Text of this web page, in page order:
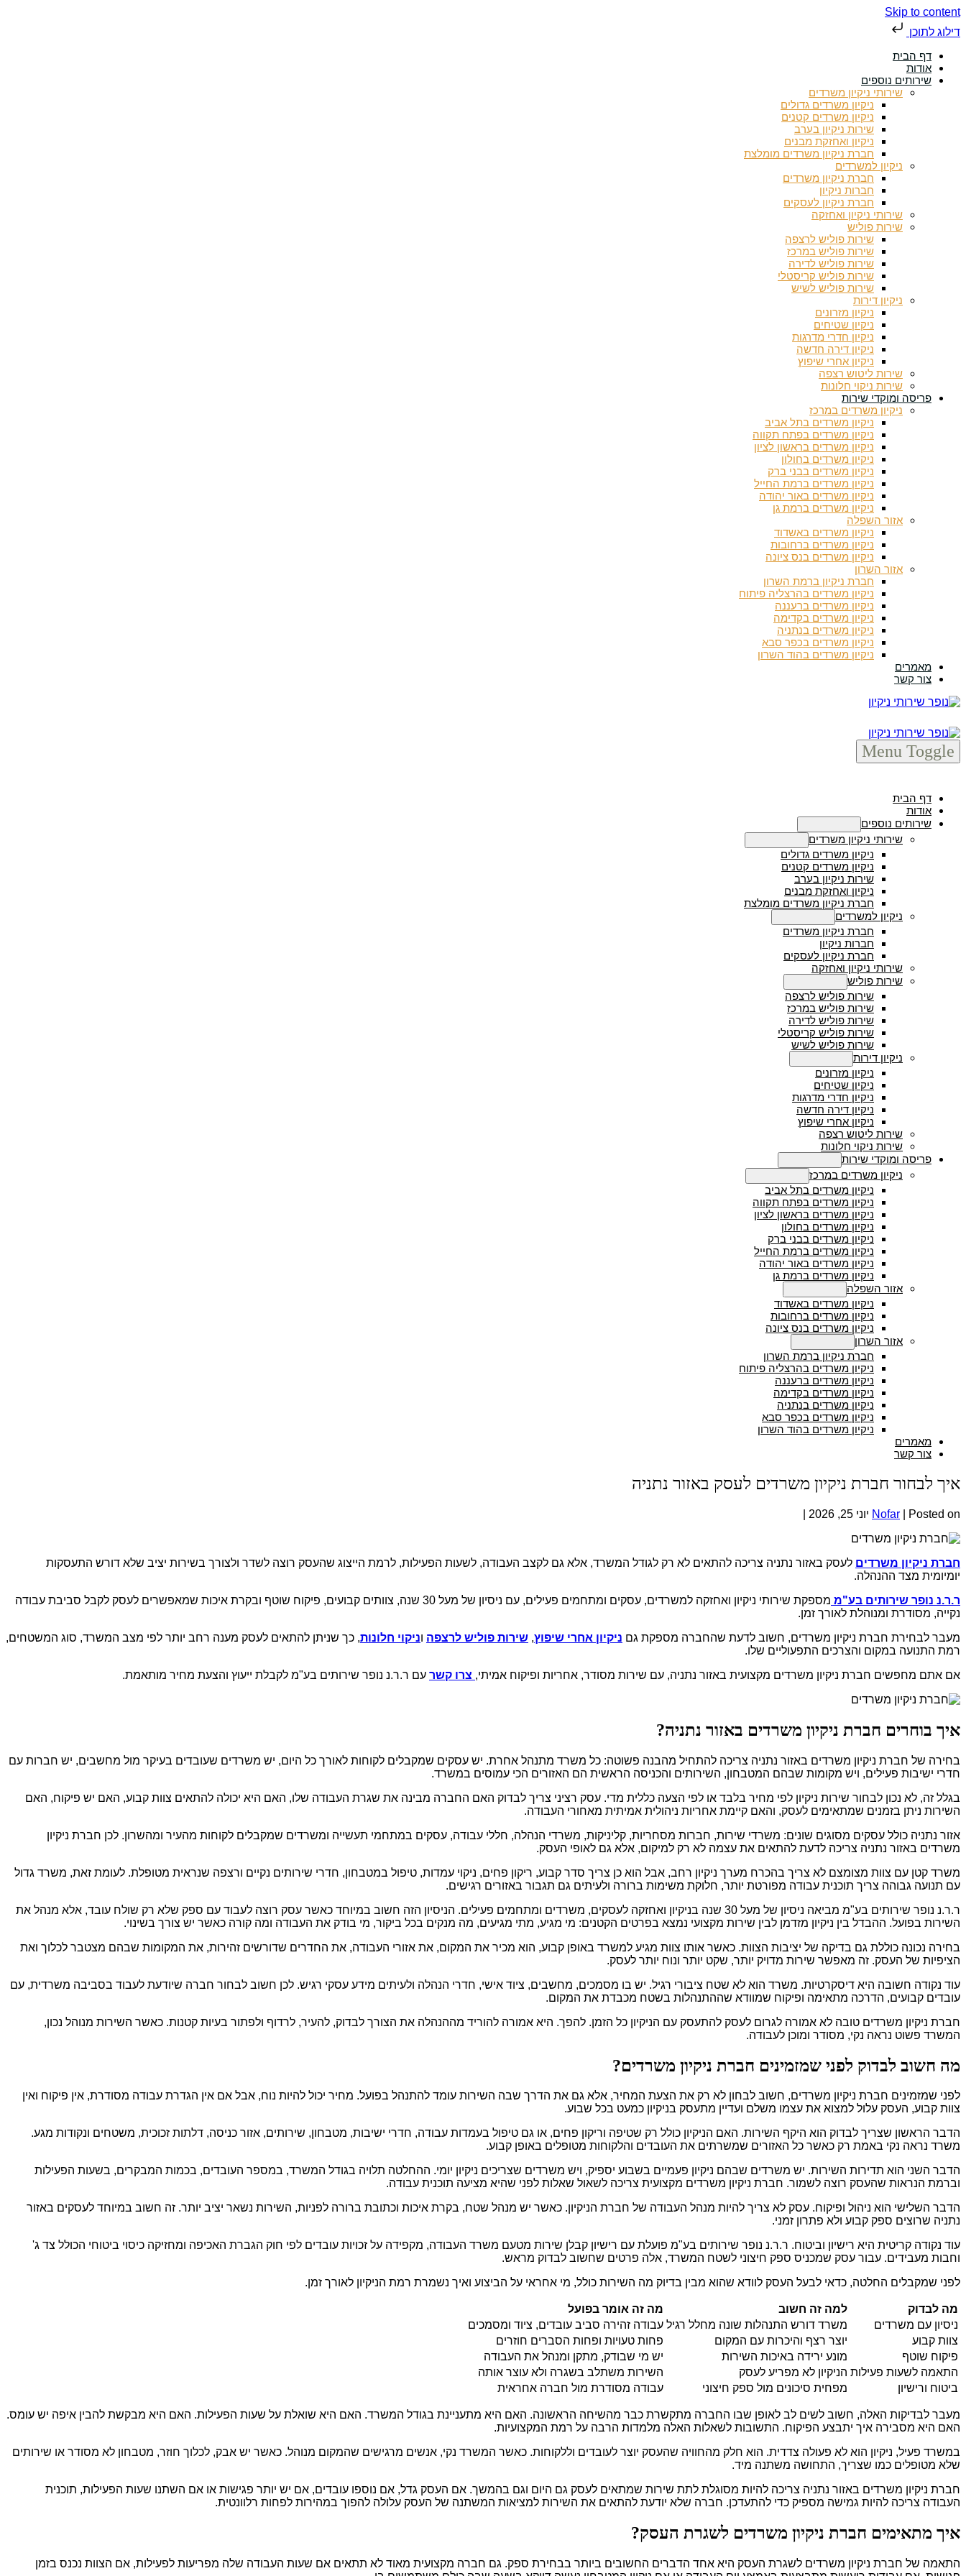
Skip to content
דילוג לתוכן
דף הבית
אודות
שירותים נוספים
שירותי ניקיון משרדים
ניקיון משרדים גדולים
ניקיון משרדים קטנים
שירות ניקיון בערב
ניקיון ואחזקת מבנים
חברת ניקיון משרדים מומלצת
ניקיון למשרדים
חברת ניקיון משרדים
חברות ניקיון
חברת ניקיון לעסקים
שירותי ניקיון ואחזקה
שירות פוליש
שירות פוליש לרצפה
שירות פוליש במרכז
שירות פוליש לדירה
שירות פוליש קריסטלי
שירות פוליש לשיש
ניקיון דירות
ניקיון מזרונים
ניקיון שטיחים
ניקיון חדרי מדרגות
ניקיון דירה חדשה
ניקיון אחרי שיפוץ
שירות ליטוש רצפה
שירות ניקוי חלונות
פריסה ומוקדי שירות
ניקיון משרדים במרכז
ניקיון משרדים בתל אביב
ניקיון משרדים בפתח תקווה
ניקיון משרדים בראשון לציון
ניקיון משרדים בחולון
ניקיון משרדים בבני ברק
ניקיון משרדים ברמת החייל
ניקיון משרדים באור יהודה
ניקיון משרדים ברמת גן
אזור השפלה
ניקיון משרדים באשדוד
ניקיון משרדים ברחובות
ניקיון משרדים בנס ציונה
אזור השרון
חברת ניקיון ברמת השרון
ניקיון משרדים בהרצליה פיתוח
ניקיון משרדים ברעננה
ניקיון משרדים בקדימה
ניקיון משרדים בנתניה
ניקיון משרדים בכפר סבא
ניקיון משרדים בהוד השרון
מאמרים
צור קשר
Menu Toggle
דף הבית
אודות
שירותים נוספים
שירותי ניקיון משרדים
ניקיון משרדים גדולים
ניקיון משרדים קטנים
שירות ניקיון בערב
ניקיון ואחזקת מבנים
חברת ניקיון משרדים מומלצת
ניקיון למשרדים
חברת ניקיון משרדים
חברות ניקיון
חברת ניקיון לעסקים
שירותי ניקיון ואחזקה
שירות פוליש
שירות פוליש לרצפה
שירות פוליש במרכז
שירות פוליש לדירה
שירות פוליש קריסטלי
שירות פוליש לשיש
ניקיון דירות
ניקיון מזרונים
ניקיון שטיחים
ניקיון חדרי מדרגות
ניקיון דירה חדשה
ניקיון אחרי שיפוץ
שירות ליטוש רצפה
שירות ניקוי חלונות
פריסה ומוקדי שירות
ניקיון משרדים במרכז
ניקיון משרדים בתל אביב
ניקיון משרדים בפתח תקווה
ניקיון משרדים בראשון לציון
ניקיון משרדים בחולון
ניקיון משרדים בבני ברק
ניקיון משרדים ברמת החייל
ניקיון משרדים באור יהודה
ניקיון משרדים ברמת גן
אזור השפלה
ניקיון משרדים באשדוד
ניקיון משרדים ברחובות
ניקיון משרדים בנס ציונה
אזור השרון
חברת ניקיון ברמת השרון
ניקיון משרדים בהרצליה פיתוח
ניקיון משרדים ברעננה
ניקיון משרדים בקדימה
ניקיון משרדים בנתניה
ניקיון משרדים בכפר סבא
ניקיון משרדים בהוד השרון
מאמרים
צור קשר
איך לבחור חברת ניקיון משרדים לעסק באזור נתניה
Nofar Posted on יוני 25, 2026
חברת ניקיון משרדים לעסק באזור נתניה צריכה להתאים לא רק לגודל המשרד, אלא גם לקצב העבודה, לשעות הפעילות, לרמת הייצוג שהעסק רוצה לשדר ולצורך בשירות יציב שלא דורש התעסקות
יומיומית מצד ההנהלה.
ר.ר.נ נופר שירותים בע"מ
מספקת שירותי ניקיון ואחזקה למשרדים, עסקים ומתחמים פעילים, עם ניסיון של מעל 30 שנה, צוותים קבועים, פיקוח שוטף ובקרת איכות שמאפשרים לעסק לקבל סביבת עבודה
נקייה, מסודרת ומנוהלת לאורך זמן.
מעבר לבחירת חברת ניקיון משרדים, חשוב לדעת שהחברה מספקת גם ניקיון אחרי שיפוץ, שירות פוליש לרצפה וניקוי חלונות, כך שניתן להתאים לעסק מענה רחב יותר לפי מצב המשרד, סוג המשטחים,
רמת התנועה במקום והצרכים התפעוליים שלו.
אם אתם מחפשים חברת ניקיון משרדים מקצועית באזור נתניה, עם שירות מסודר, אחריות ופיקוח אמיתי, צרו קשר עם ר.ר.נ נופר שירותים בע"מ לקבלת ייעוץ והצעת מחיר מותאמת.
איך בוחרים חברת ניקיון משרדים באזור נתניה?
בחירה של חברת ניקיון משרדים באזור נתניה צריכה להתחיל מהבנה פשוטה: כל משרד מתנהל אחרת. יש עסקים שמקבלים לקוחות לאורך כל היום, יש משרדים שעובדים בעיקר מול מחשבים, יש חברות עם
חדרי ישיבות פעילים, ויש מקומות שבהם המטבחון, השירותים והכניסה הראשית הם האזורים הכי עמוסים במשרד.
בגלל זה, לא נכון לבחור שירות ניקיון לפי מחיר בלבד או לפי הצעה כללית מדי. עסק רציני צריך לבדוק האם החברה מבינה את שגרת העבודה שלו, האם היא יכולה להתאים צוות קבוע, האם יש פיקוח, האם
השירות ניתן בזמנים שמתאימים לעסק, והאם קיימת אחריות ניהולית אמיתית מאחורי העבודה.
אזור נתניה כולל עסקים מסוגים שונים: משרדי שירות, חברות מסחריות, קליניקות, משרדי הנהלה, חללי עבודה, עסקים במתחמי תעשייה ומשרדים שמקבלים לקוחות מהעיר ומהשרון. לכן חברת ניקיון
משרדים באזור נתניה צריכה לדעת להתאים את עצמה לא רק למיקום, אלא גם לאופי העסק.
משרד קטן עם צוות מצומצם לא צריך בהכרח מערך ניקיון רחב, אבל הוא כן צריך סדר קבוע, ריקון פחים, ניקוי עמדות, טיפול במטבחון, חדרי שירותים נקיים ורצפה שנראית מטופלת. לעומת זאת, משרד גדול
עם תנועה גבוהה צריך תוכנית עבודה מפורטת יותר, חלוקת משימות ברורה ולעיתים גם תגבור באזורים רגישים.
ר.ר.נ נופר שירותים בע"מ מביאה ניסיון של מעל 30 שנה בניקיון ואחזקה לעסקים, משרדים ומתחמים פעילים. הניסיון הזה חשוב במיוחד כאשר עסק רוצה לעבוד עם ספק שלא רק שולח עובד, אלא מנהל את
השירות בפועל. ההבדל בין ניקיון מזדמן לבין שירות מקצועי נמצא בפרטים הקטנים: מי מגיע, מתי מגיעים, מה מנקים בכל ביקור, מי בודק את העבודה ומה קורה כאשר יש צורך בשינוי.
בחירה נכונה כוללת גם בדיקה של יציבות הצוות. כאשר אותו צוות מגיע למשרד באופן קבוע, הוא מכיר את המקום, את אזורי העבודה, את החדרים שדורשים זהירות, את המקומות שבהם מצטבר לכלוך ואת
הציפיות של העסק. זה מאפשר שירות מדויק יותר, שקט יותר ונוח יותר לעסק.
עוד נקודה חשובה היא דיסקרטיות. משרד הוא לא שטח ציבורי רגיל. יש בו מסמכים, מחשבים, ציוד אישי, חדרי הנהלה ולעיתים מידע עסקי רגיש. לכן חשוב לבחור חברה שיודעת לעבוד בסביבה משרדית, עם
עובדים קבועים, הדרכה מתאימה ופיקוח שמוודא שההתנהלות בשטח מכבדת את המקום.
חברת ניקיון משרדים טובה לא אמורה לגרום לעסק להתעסק עם הניקיון כל הזמן. להפך. היא אמורה להוריד מההנהלה את הצורך לבדוק, להעיר, לרדוף ולפתור בעיות קטנות. כאשר השירות מנוהל נכון,
המשרד פשוט נראה נקי, מסודר ומוכן לעבודה.
מה חשוב לבדוק לפני שמזמינים חברת ניקיון משרדים?
לפני שמזמינים חברת ניקיון משרדים, חשוב לבחון לא רק את הצעת המחיר, אלא גם את הדרך שבה השירות עומד להתנהל בפועל. מחיר יכול להיות נוח, אבל אם אין הגדרת עבודה מסודרת, אין פיקוח ואין
צוות קבוע, העסק עלול למצוא את עצמו משלם ועדיין מתעסק בניקיון כמעט בכל שבוע.
הדבר הראשון שצריך לבדוק הוא היקף השירות. האם הניקיון כולל רק שטיפה וריקון פחים, או גם טיפול בעמדות עבודה, חדרי ישיבות, מטבחון, שירותים, אזור כניסה, דלתות זכוכית, משטחים ונקודות מגע.
משרד נראה נקי באמת רק כאשר כל האזורים שמשרתים את העובדים והלקוחות מטופלים באופן קבוע.
הדבר השני הוא תדירות השירות. יש משרדים שבהם ניקיון פעמיים בשבוע יספיק, ויש משרדים שצריכים ניקיון יומי. ההחלטה תלויה בגודל המשרד, במספר העובדים, בכמות המבקרים, בשעות הפעילות
וברמת הנראות שהעסק רוצה לשמור. חברת ניקיון משרדים מקצועית צריכה לשאול שאלות לפני שהיא מציעה תוכנית עבודה.
הדבר השלישי הוא ניהול ופיקוח. עסק לא צריך להיות מנהל העבודה של חברת הניקיון. כאשר יש מנהל שטח, בקרת איכות וכתובת ברורה לפניות, השירות נשאר יציב יותר. זה חשוב במיוחד לעסקים באזור
נתניה שרוצים ספק קבוע ולא פתרון זמני.
עוד נקודה קריטית היא רישיון וביטוח. ר.ר.נ נופר שירותים בע"מ פועלת עם רישיון קבלן שירות מטעם משרד העבודה, מקפידה על זכויות עובדים לפי חוק הגברת האכיפה ומחזיקה כיסוי ביטוחי הכולל צד ג'
וחבות מעבידים. עבור עסק שמכניס ספק חיצוני לשטח המשרד, אלה פרטים שחשוב לבדוק מראש.
לפני שמקבלים החלטה, כדאי לבעל העסק לוודא שהוא מבין בדיוק מה השירות כולל, מי אחראי על הביצוע ואיך נשמרת רמת הניקיון לאורך זמן.
מה לבדוק למה זה חשוב
מה זה אומר בפועל
ניסיון עם משרדים
משרד דורש התנהלות שונה מחלל רגיל עבודה זהירה סביב עובדים, ציוד ומסמכים
צוות קבוע
יוצר רצף והיכרות עם המקום
פחות טעויות ופחות הסברים חוזרים
פיקוח שוטף
מונע ירידה באיכות השירות
יש מי שבודק, מתקן ומנהל את העבודה
התאמה לשעות פעילות הניקיון לא מפריע לעסק
השירות משתלב בשגרה ולא עוצר אותה
ביטוח ורישיון
מפחית סיכונים מול ספק חיצוני עבודה מסודרת מול חברה אחראית
מעבר לבדיקות האלה, חשוב לשים לב לאופן שבו החברה מתקשרת כבר מהשיחה הראשונה. האם היא מתעניינת בגודל המשרד. האם היא שואלת על שעות הפעילות. האם היא מבקשת להבין איפה יש עומס.
האם היא מסבירה איך יתבצע הפיקוח. התשובות לשאלות האלה מלמדות הרבה על רמת המקצועיות.
במשרד פעיל, ניקיון הוא לא פעולה צדדית. הוא חלק מהחוויה שהעסק יוצר לעובדים וללקוחות. כאשר המשרד נקי, אנשים מרגישים שהמקום מנוהל. כאשר יש אבק, לכלוך חוזר, מטבחון לא מסודר או שירותים
שלא מטופלים כמו שצריך, התחושה משתנה מיד.
חברת ניקיון משרדים באזור נתניה צריכה להיות מסוגלת לתת שירות שמתאים לעסק גם היום וגם בהמשך. אם העסק גדל, אם נוספו עובדים, אם יש יותר פגישות או אם השתנו שעות הפעילות, תוכנית
העבודה צריכה להיות גמישה מספיק כדי להתעדכן. חברה שלא יודעת להתאים את השירות למציאות המשתנה של העסק עלולה להפוך במהירות לפחות רלוונטית.
איך מתאימים חברת ניקיון משרדים לשגרת העסק?
התאמה של חברת ניקיון משרדים לשגרת העסק היא אחד הדברים החשובים ביותר בבחירת ספק. גם חברה מקצועית מאוד לא תתאים אם שעות העבודה שלה מפריעות לפעילות, אם הצוות נכנס בזמן